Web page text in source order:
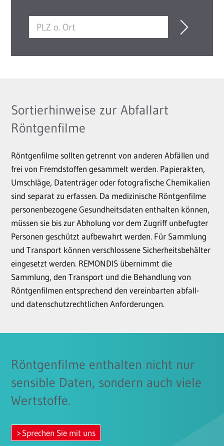
Sortierhinweise zur Abfallart
Röntgenfilme
Röntgenfilme sollten getrennt von anderen Abfällen und
frei von Fremdstoffen gesammelt werden. Papierakten,
Umschläge, Datenträger oder fotografische Chemikalien
sind separat zu erfassen. Da medizinische Röntgenfilme
personenbezogene Gesundheitsdaten enthalten können,
müssen sie bis zur Abholung vor dem Zugriff unbefugter
Personen geschützt aufbewahrt werden. Für Sammlung
und Transport können verschlossene Sicherheitsbehälter
eingesetzt werden. REMONDIS übernimmt die
Sammlung, den Transport und die Behandlung von
Röntgenfilmen entsprechend den vereinbarten abfall-
und datenschutzrechtlichen Anforderungen.
Röntgenfilme enthalten nicht nur
sensible Daten, sondern auch viele
Wertstoffe.
Sprechen Sie mit uns